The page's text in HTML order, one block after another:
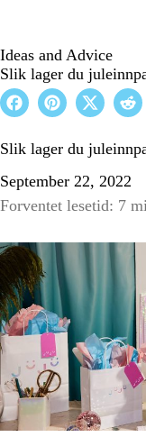
Ideas and Advice
Slik lager du
Slik lager du
September 22, 2022
Forventet lesetid: 7